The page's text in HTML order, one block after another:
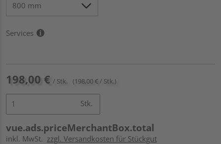
Services
198,00 € / Stk. (198,00 € / Stk.)
Stk.
vue.ads.priceMerchantBox.total
inkl. MwSt. zzgl. Versandkosten für Stückgut